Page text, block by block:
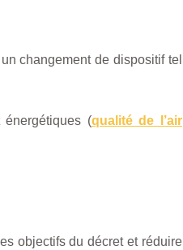
changement de dispositif tel
(qualité de l’air
objectifs du décret et réduire